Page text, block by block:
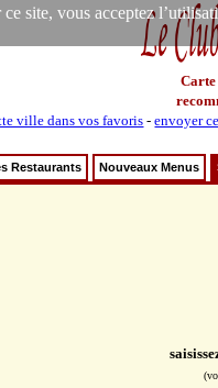
site, vous acceptez
Carte
ville dans vos favoris -envoyer
Restaurants Nouveaux Menus